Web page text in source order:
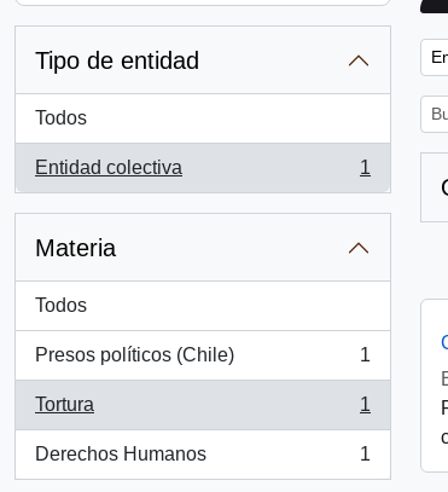
Tipo de entidad
Todos
Entidad colectiva
, 1 resultados
1
Materia
Todos
Presos políticos (Chile)
, 1 resultados
1
Tortura
, 1 resultados
1
Derechos Humanos
, 1 resultados
1